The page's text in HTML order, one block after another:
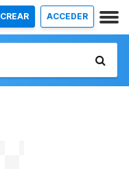
CREAR ACCEDER